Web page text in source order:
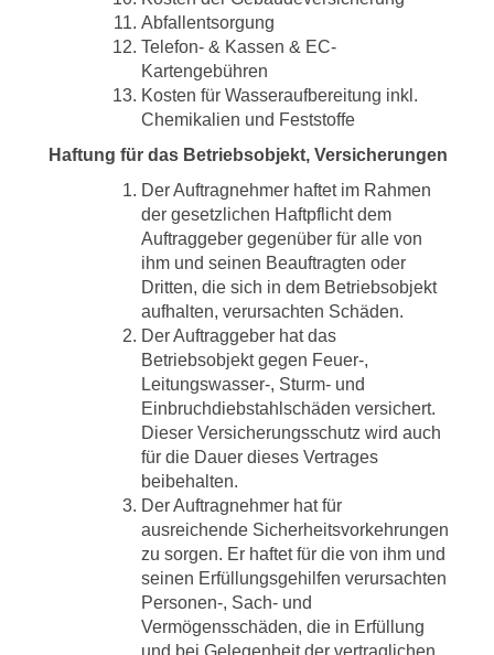
Abfallentsorgung
Telefon- & Kassen & EC-
Kartengebühren
Kosten für Wasseraufbereitung inkl.
Chemikalien und Feststoffe
Haftung für das Betriebsobjekt, Versicherungen
Der Auftragnehmer haftet im Rahmen
der gesetzlichen Haftpflicht dem
Auftraggeber gegenüber für alle von
ihm und seinen Beauftragten oder
Dritten, die sich in dem Betriebsobjekt
aufhalten, verursachten Schäden.
Der Auftraggeber hat das
Betriebsobjekt gegen Feuer-,
Leitungswasser-, Sturm- und
Einbruchdiebstahlschäden versichert.
Dieser Versicherungsschutz wird auch
für die Dauer dieses Vertrages
beibehalten.
Der Auftragnehmer hat für
ausreichende Sicherheitsvorkehrungen
zu sorgen. Er haftet für die von ihm und
seinen Erfüllungsgehilfen verursachten
Personen-, Sach- und
Vermögensschäden, die in Erfüllung